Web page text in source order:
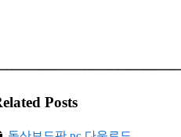
Posts